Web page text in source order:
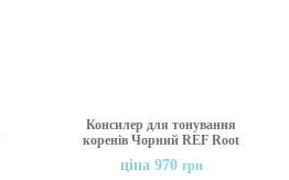
Консилер для тонування
коренів Чорний REF Root
Concealer Black, 100 мл
ціна 970 грн